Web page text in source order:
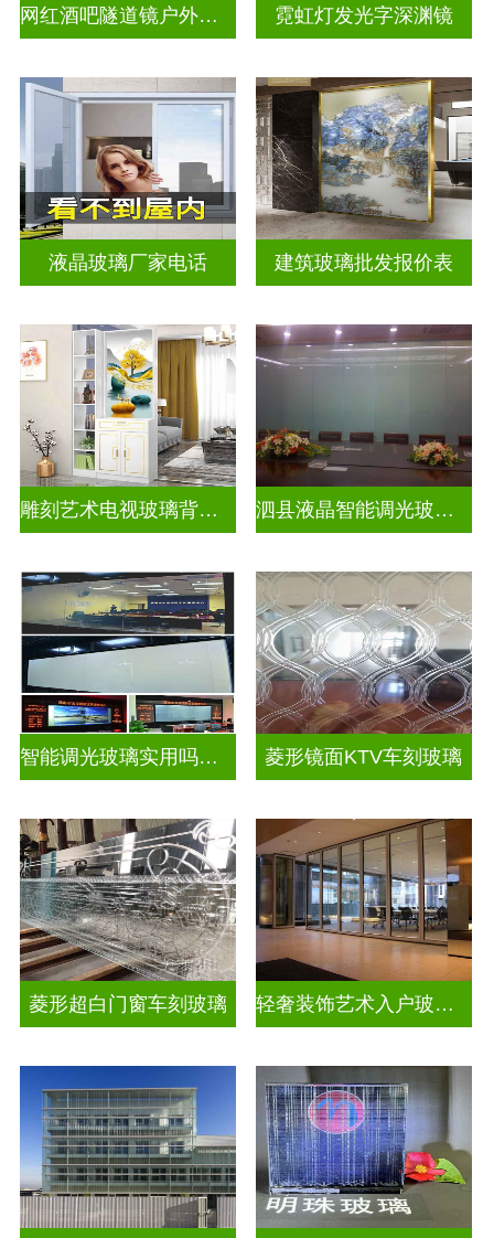
网红酒吧隧道镜户外门头招牌深渊镜千层镜 霓虹灯发光字深渊镜
液晶玻璃厂家电话 建筑玻璃批发报价表
雕刻艺术电视玻璃背景墙 泗县液晶智能调光玻璃定做电话
智能调光玻璃实用吗视频 菱形镜面KTV车刻玻璃
菱形超白门窗车刻玻璃 轻奢装饰艺术入户玻璃屏风隔断